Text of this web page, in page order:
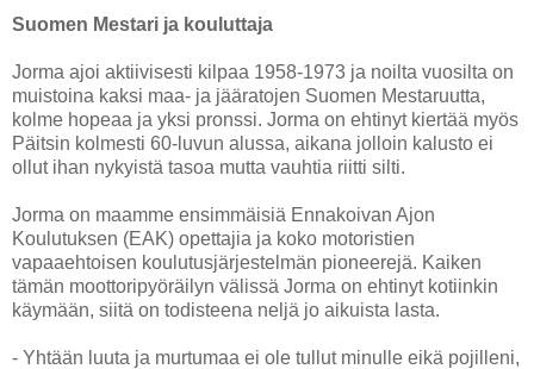
Suomen Mestari ja kouluttaja
Jorma ajoi aktiivisesti kilpaa 1958-1973 ja noilta vuosilta on
muistoina kaksi maa- ja jääratojen Suomen Mestaruutta,
kolme hopeaa ja yksi pronssi. Jorma on ehtinyt kiertää myös
Päitsin kolmesti 60-luvun alussa, aikana jolloin kalusto ei
ollut ihan nykyistä tasoa mutta vauhtia riitti silti.
Jorma on maamme ensimmäisiä Ennakoivan Ajon
Koulutuksen (EAK) opettajia ja koko motoristien
vapaaehtoisen koulutusjärjestelmän pioneerejä. Kaiken
tämän moottoripyöräilyn välissä Jorma on ehtinyt kotiinkin
käymään, siitä on todisteena neljä jo aikuista lasta.
- Yhtään luuta ja murtumaa ei ole tullut minulle eikä pojilleni,